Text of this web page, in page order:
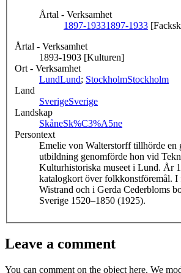
Årtal - Verksamhet
1897-19331897-1933
Årtal - Verksamhet
1893-1903 [Kulturen]
Ort - Verksamhet
LundLund; StockholmStockholm
Land
SverigeSverige
Landskap
SkåneSk%C3%A5ne
Persontext
Emelie von Walterstorff tillhörde en
utbildning genomförde hon vid
Kulturhistoriska museet i Lund. År
katalogkort över folkkonstföremål. I
Wistrand och i Gerda Cederbloms
Sverige 1520–1850 (1925).
Leave a comment
You can comment on the object here. We